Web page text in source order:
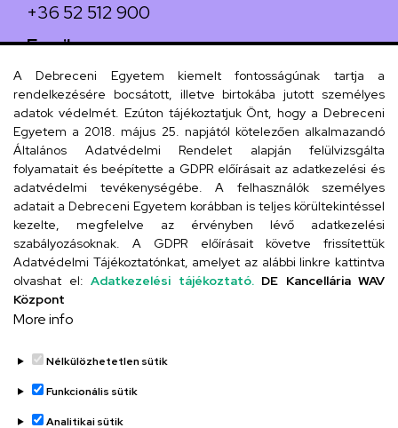
+36 52 512 900
Email
arany.titkarsag@arany-alt.unideb.hu
Cím
4026 Debrecen, Arany János tér 1.
Szervezeti telefonkönyv
UD telefonkönyv
A Debreceni Egyetem kiemelt fontosságúnak tartja a
rendelkezésére bocsátott, illetve birtokába jutott személyes
adatok védelmét. Ezúton tájékoztatjuk Önt, hogy a Debreceni
Egyetem a 2018. május 25. napjától kötelezően alkalmazandó
Általános Adatvédelmi Rendelet alapján felülvizsgálta
folyamatait és beépítette a GDPR előírásait az adatkezelési és
adatvédelmi tevékenységébe. A felhasználók személyes
adatait a Debreceni Egyetem korábban is teljes körültekintéssel
kezelte, megfelelve az érvényben lévő adatkezelési
szabályozásoknak. A GDPR előírásait követve frissítettük
Adatvédelmi Tájékoztatónkat, amelyet az alábbi linkre kattintva
olvashat el: Adatkezelési tájékoztató. DE Kancellária WAV
Központ
More info
Nélkülözhetetlen sütik
Funkcionális sütik
Analitikai sütik